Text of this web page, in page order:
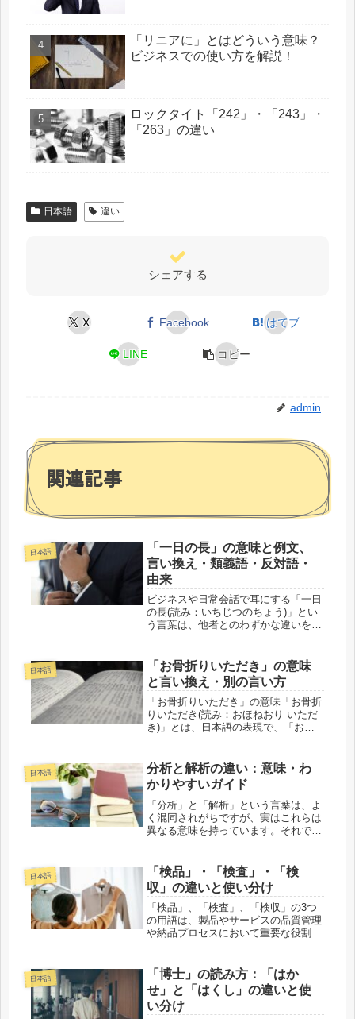
「リニアに」とはどういう意味？
ビジネスでの使い方を解説！
ロックタイト「242」・「243」・
「263」の違い
日本語 違い
シェアする
X Facebook はてブ
LINE コピー
admin
関連記事
日本語
「一日の長」の意味と例文、
言い換え・類義語・反対語・
由来
ビジネスや日常会話で耳にする「一日
の長(読み：いちじつのちょう)」とい
う言葉は、他者とのわずかな違いを表
な例文や、言い換え表現、類義語や反
対語を紹介し、さまざまな場面での
適...
日本語
「お骨折りいただき」の意味
と言い換え・別の言い方
「お骨折りいただき」の意味「お骨折
りいただき(読み：おほねおり いただ
き)」とは、日本語の表現で、「お疲
直訳すると「骨を折ってくれてありが
とう」となり、相手の努力や苦労を
認...
日本語
分析と解析の違い：意味・わ
かりやすいガイド
「分析」と「解析」という言葉は、よ
く混同されがちですが、実はこれらは
異なる意味を持っています。それで
解析の違い分析と解析の違いをひとこ
とで言うと、分析は「構成要素に分け
るこ...
日本語
「検品」・「検査」・「検
収」の違いと使い分け
「検品」、「検査」、「検収」の3つ
の用語は、製品やサービスの品質管理
や納品プロセスにおいて重要な役割を
の用語の違いについて説明します。
「検品」・「検査」・「検収」の違い
をひ...
日本語
「博士」の読み方：「はか
せ」と「はくし」の違いと使
い分け